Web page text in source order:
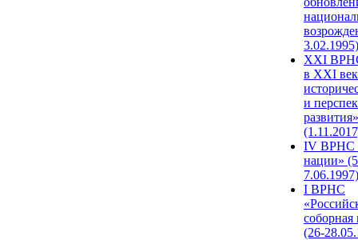
3.02.1995)
XХI
в XXI
и
развития»
IV ВРНС
нации»
7.06.1997)
I ВРНС
(26-